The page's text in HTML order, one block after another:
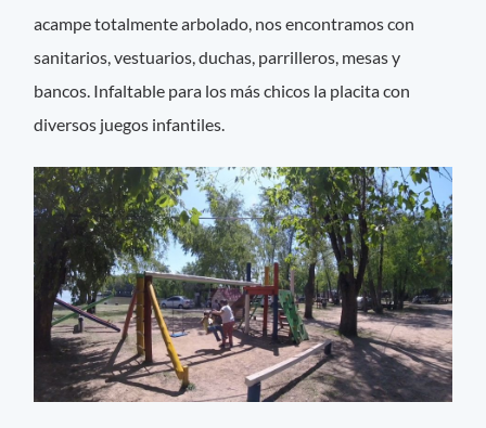
acampe totalmente arbolado, nos encontramos con
sanitarios, vestuarios, duchas, parrilleros, mesas y
bancos. Infaltable para los más chicos la placita con
diversos juegos infantiles.